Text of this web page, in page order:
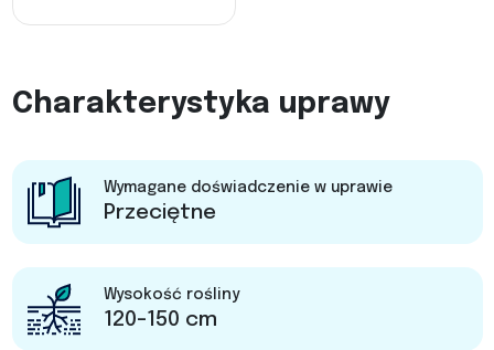
Charakterystyka uprawy
Wymagane doświadczenie w uprawie
Przeciętne
Wysokość rośliny
120-150 cm